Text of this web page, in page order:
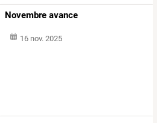
Novembre avance
16 nov. 2025